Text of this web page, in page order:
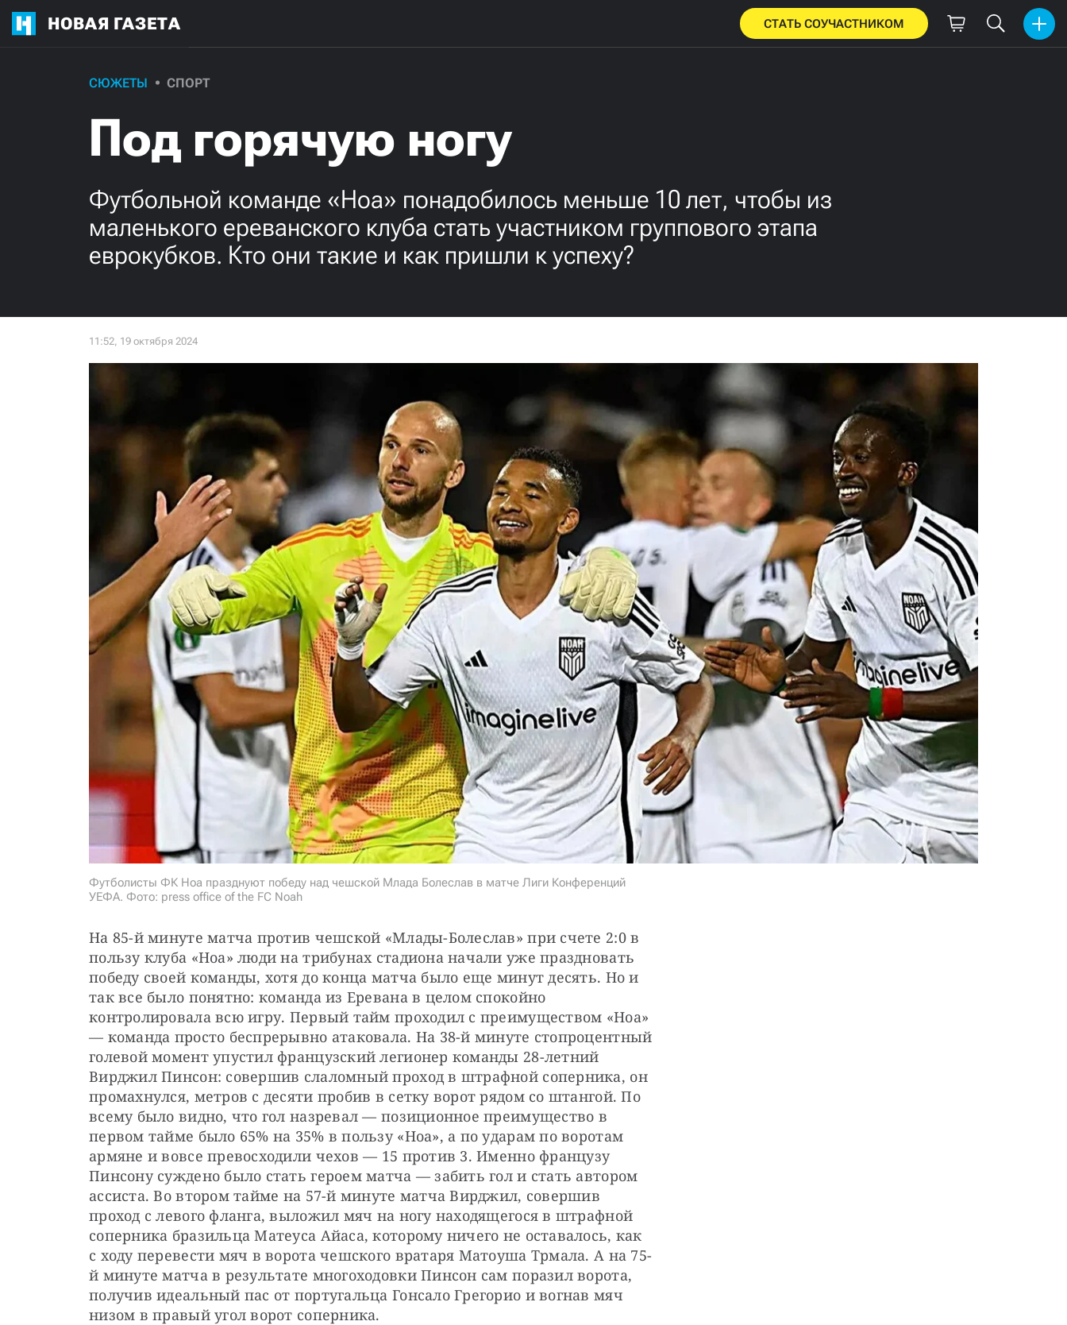
НОВАЯ ГАЗЕТА СТАТЬ СОУЧАСТНИКОМ
СЮЖЕТЫ СПОРТ
Под горячую ногу
Футбольной команде «Ноа» понадобилось меньше 10 лет, чтобы из
маленького ереванского клуба стать участником группового этапа
еврокубков. Кто они такие и как пришли к успеху?
Футболисты ФК Ноа празднуют победу над чешской Млада Болеслав в матче Лиги Конференций
УЕФА. Фото: press office of the FC Noah
На 85-й минуте матча против чешской «Млады-Болеслав» при счете 2:0 в
пользу клуба «Ноа» люди на трибунах стадиона начали уже праздновать
победу своей команды, хотя до конца матча было еще минут десять. Но и
так все было понятно: команда из Еревана в целом спокойно
контролировала всю игру. Первый тайм проходил с преимуществом «Ноа»
— команда просто беспрерывно атаковала. На 38-й минуте стопроцентный
голевой момент упустил французский легионер команды 28-летний
Вирджил Пинсон: совершив слаломный проход в штрафной соперника, он
промахнулся, метров с десяти пробив в сетку ворот рядом со штангой. По
всему было видно, что гол назревал — позиционное преимущество в
первом тайме было 65% на 35% в пользу «Ноа», а по ударам по воротам
армяне и вовсе превосходили чехов — 15 против 3. Именно французу
Пинсону суждено было стать героем матча — забить гол и стать автором
ассиста. Во втором тайме на 57-й минуте матча Вирджил, совершив
проход с левого фланга, выложил мяч на ногу находящегося в штрафной
соперника бразильца Матеуса Айаса, которому ничего не оставалось, как
с ходу перевести мяч в ворота чешского вратаря Матоуша Трмала. А на 75-
й минуте матча в результате многоходовки Пинсон сам поразил ворота,
получив идеальный пас от португальца Гонсало Грегорио и вогнав мяч
низом в правый угол ворот соперника.